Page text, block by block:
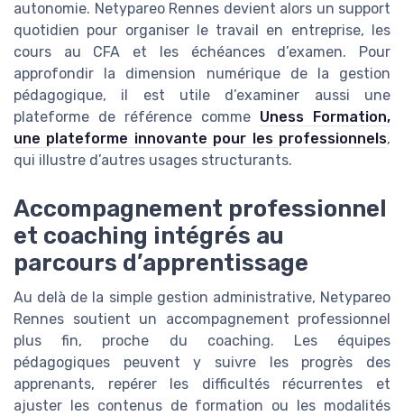
autonomie. Netypareo Rennes devient alors un support
quotidien pour organiser le travail en entreprise, les
cours au CFA et les échéances d’examen. Pour
approfondir la dimension numérique de la gestion
pédagogique, il est utile d’examiner aussi une
plateforme de référence comme Uness Formation,
une plateforme innovante pour les professionnels,
qui illustre d’autres usages structurants.
Accompagnement professionnel
et coaching intégrés au
parcours d’apprentissage
Au delà de la simple gestion administrative, Netypareo
Rennes soutient un accompagnement professionnel
plus fin, proche du coaching. Les équipes
pédagogiques peuvent y suivre les progrès des
apprenants, repérer les difficultés récurrentes et
ajuster les contenus de formation ou les modalités